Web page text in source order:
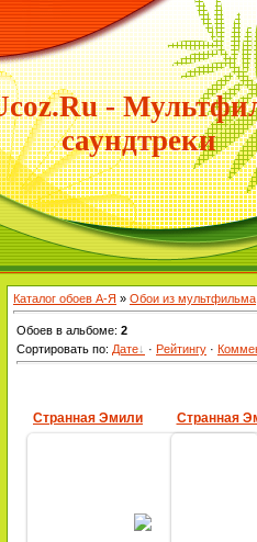
-
саундтреки
Каталог обоев А-Я » Обои из мультфильма
Обоев в альбоме: 2
Сортировать по: Дате · Рейтингу ·
Странная Эмили Странная